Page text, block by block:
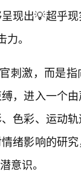
现出💡超乎
。
刺激，而是
，进入一个
色彩、运动
绪影响的研究
意识。